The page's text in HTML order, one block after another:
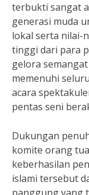
terbukti sangat
generasi muda
lokal serta nilai-
tinggi dari para
gelora
memenuhi
acara
pentas seni
Dukungan
komite orang
keberhasilan
islami tersebut